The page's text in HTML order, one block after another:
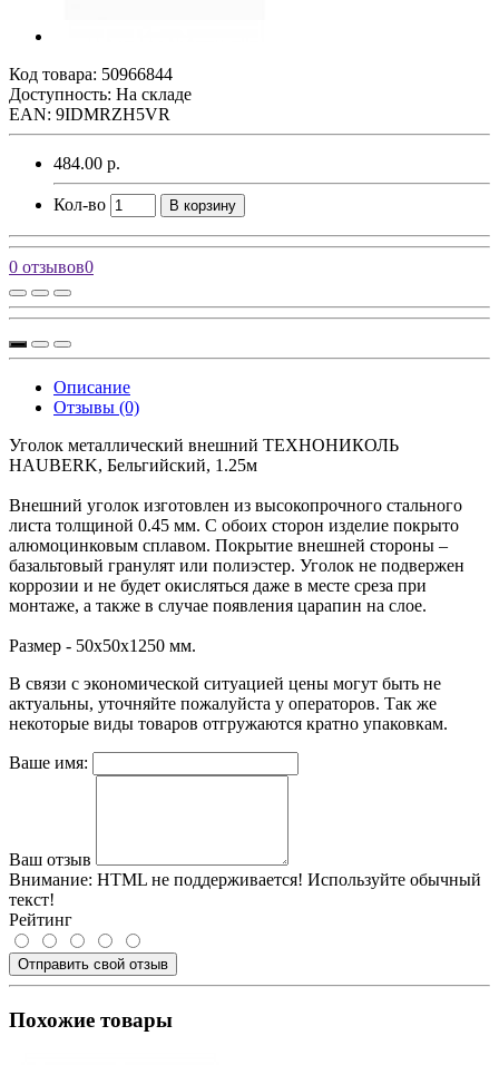
Код товара: 50966844
Доступность: На складе
EAN: 9IDMRZH5VR
484.00 р.
Кол-во В корзину
0 отзывов0
Описание
Отзывы (0)
Уголок металлический внешний ТЕХНОНИКОЛЬ
HAUBERK, Бельгийский, 1.25м
Внешний уголок изготовлен из высокопрочного стального
листа толщиной 0.45 мм. С обоих сторон изделие покрыто
алюмоцинковым сплавом. Покрытие внешней стороны –
базальтовый гранулят или полиэстер. Уголок не подвержен
коррозии и не будет окисляться даже в месте среза при
монтаже, а также в случае появления царапин на слое.
Размер - 50х50х1250 мм.
В связи с экономической ситуацией цены могут быть не
актуальны, уточняйте пожалуйста у операторов. Так же
некоторые виды товаров отгружаются кратно упаковкам.
Ваше имя:
Ваш отзыв
Внимание: HTML не поддерживается! Используйте обычный
текст!
Рейтинг
Отправить свой отзыв
Похожие товары